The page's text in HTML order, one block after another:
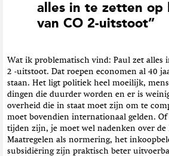
alles in te zetten op
van CO 2-uitstoot”
Wat ik problematisch vind: Paul zet alles
2 -uitstoot. Dat roepen economen al 40
staan. Het ligt politiek heel moeilijk,
dingen die duurder worden en er is
overheid die in staat moet zijn om te
moet bovendien internationaal gelden.
tijden zijn, je moet wel nadenken over de
Maatregelen als normering, het
subsidiëring zijn praktisch beter